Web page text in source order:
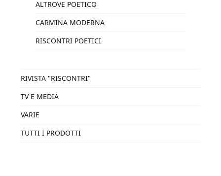
ALTROVE POETICO
CARMINA MODERNA
RISCONTRI POETICI
RIVISTA "RISCONTRI"
TV E MEDIA
VARIE
TUTTI I PRODOTTI